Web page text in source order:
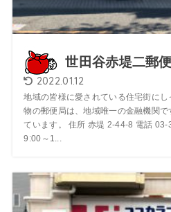
世田谷赤堤二郵
2022.01.12
地域の皆様に愛されている住宅街に
物の郵便局は、地域唯一の金融機関
ています。 住所 赤堤 2-44-8 電話 03-
9:00～1...